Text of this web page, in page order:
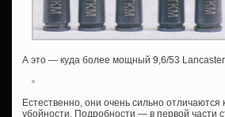
А это — куда более мощный 9,6/53
Естественно, они очень сильно отличаются
убойности. Подробности — в первой части